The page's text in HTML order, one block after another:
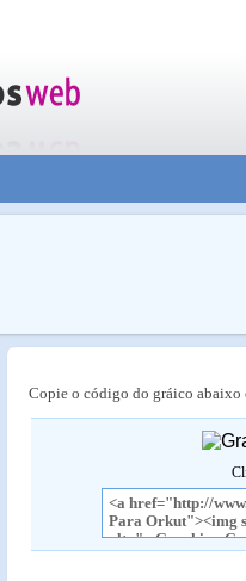
Copie o código do gráico abaixo